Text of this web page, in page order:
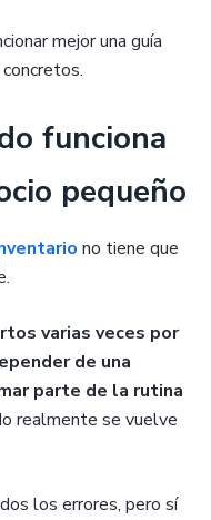
mejor una guía
funciona
pequeño
no tiene que
varias veces por
de una
parte de la rutina
realmente se vuelve
los errores, pero sí